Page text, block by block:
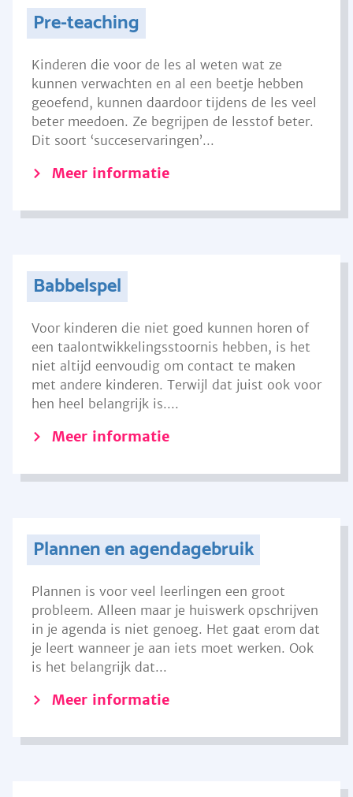
Pre-teaching
Kinderen die voor de les al weten wat ze
kunnen verwachten en al een beetje hebben
geoefend, kunnen daardoor tijdens de les veel
beter meedoen. Ze begrijpen de lesstof beter.
Dit soort ‘succeservaringen’...
Meer informatie
Babbelspel
Voor kinderen die niet goed kunnen horen of
een taalontwikkelingsstoornis hebben, is het
niet altijd eenvoudig om contact te maken
met andere kinderen. Terwijl dat juist ook voor
hen heel belangrijk is....
Meer informatie
Plannen en agendagebruik
Plannen is voor veel leerlingen een groot
probleem. Alleen maar je huiswerk opschrijven
in je agenda is niet genoeg. Het gaat erom dat
je leert wanneer je aan iets moet werken. Ook
is het belangrijk dat...
Meer informatie